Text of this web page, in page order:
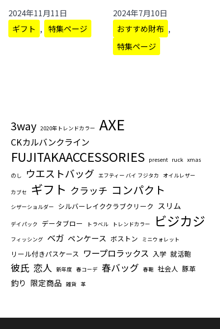
2024年11月11日
ギフト , 特集ページ
2024年7月10日
おすすめ財布 ,
特集ページ
3way 2020年トレンドカラー AXE
CKカルバンクライン
FUJITAKAACCESSORIES present ruck xmas
のし ウエストバッグ エフティー バイ フジタカ オイルレザー
カブセ ギフト クラッチ コンパクト
シザーショルダー シルバーレイククラブクリーク スリム
デイパック データブロー トラベル トレンドカラー ビジカジ
フィッシング ベガ ペンケース ボストン ミニウォレット
リール付きパスケース ワープロラックス 入学 就活鞄
彼氏 恋人 新年度 春コーデ 春バッグ 春鞄 社会人 豚革
釣り 限定商品 雑貨 革